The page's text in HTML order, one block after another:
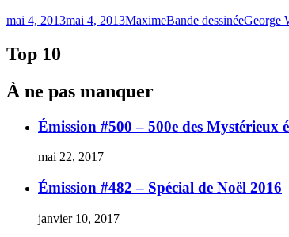
votre
Publié
mai 4, 2013mai 4, 2013MaximeCatégories
Bande dessinéeGeorge
Top 10
À ne pas manquer
Émission #500 – 500e des Mystérieux
mai 22, 2017
Émission #482 – Spécial de Noël 2016
janvier 10, 2017